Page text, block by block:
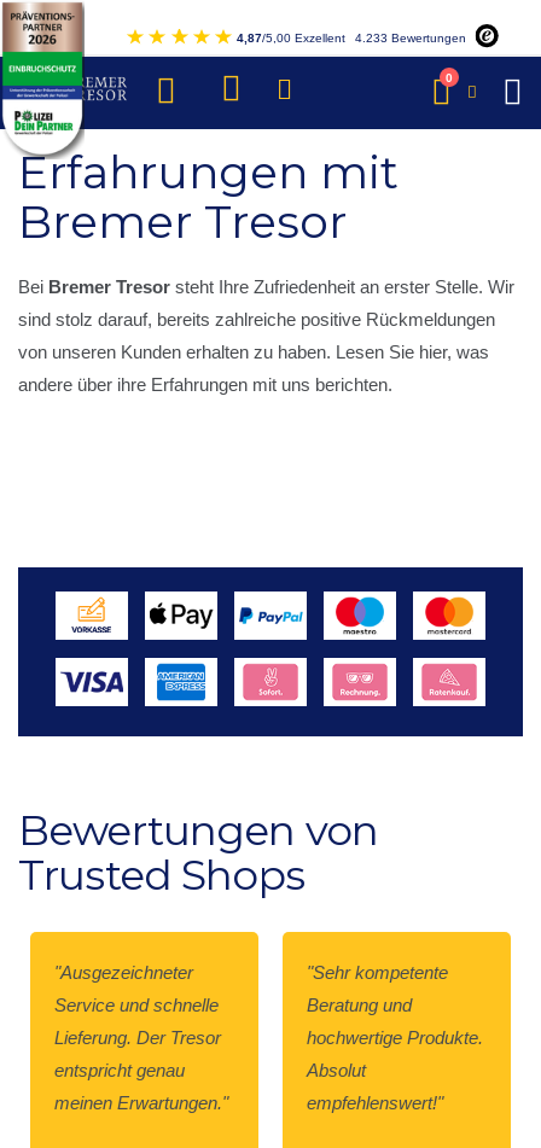
Direkt
zum
Inhalt
4,87/5,00 Exzellent 4.233 Bewertungen
Warenkorb
0 Artikel
Erfahrungen mit
Bremer Tresor
Bei Bremer Tresor steht Ihre Zufriedenheit an erster Stelle. Wir
sind stolz darauf, bereits zahlreiche positive Rückmeldungen
von unseren Kunden erhalten zu haben. Lesen Sie hier, was
andere über ihre Erfahrungen mit uns berichten.
Bewertungen von
Trusted Shops
"Ausgezeichneter
Service und schnelle
Lieferung. Der Tresor
entspricht genau
meinen Erwartungen."
"Sehr kompetente
Beratung und
hochwertige Produkte.
Absolut
empfehlenswert!"